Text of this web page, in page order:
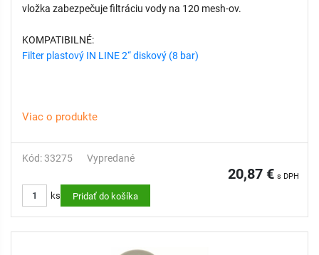
vložka zabezpečuje filtráciu vody na 120 mesh-ov.
KOMPATIBILNÉ:
Filter plastový IN LINE 2“ diskový (8 bar)
Viac o produkte
Kód: 33275 Vypredané
20,87 € s DPH
ks Pridať do košíka